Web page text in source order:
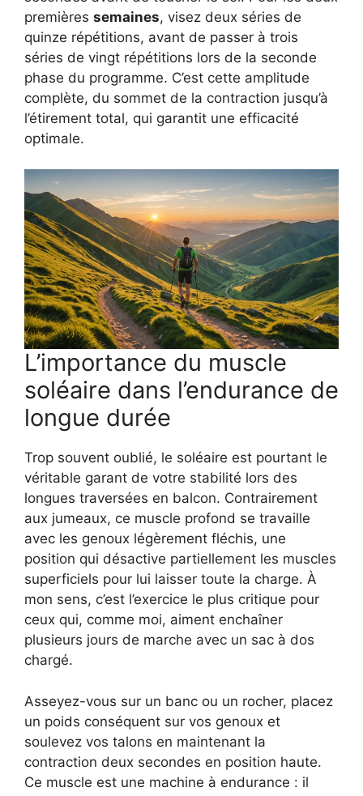
premières semaines, visez deux séries de
quinze répétitions, avant de passer à trois
séries de vingt répétitions lors de la seconde
phase du programme. C’est cette amplitude
complète, du sommet de la contraction jusqu’à
l’étirement total, qui garantit une efficacité
optimale.
L’importance du muscle
soléaire dans l’endurance de
longue durée
Trop souvent oublié, le soléaire est pourtant le
véritable garant de votre stabilité lors des
longues traversées en balcon. Contrairement
aux jumeaux, ce muscle profond se travaille
avec les genoux légèrement fléchis, une
position qui désactive partiellement les muscles
superficiels pour lui laisser toute la charge. À
mon sens, c’est l’exercice le plus critique pour
ceux qui, comme moi, aiment enchaîner
plusieurs jours de marche avec un sac à dos
chargé.
Asseyez-vous sur un banc ou un rocher, placez
un poids conséquent sur vos genoux et
soulevez vos talons en maintenant la
contraction deux secondes en position haute.
Ce muscle est une machine à endurance : il